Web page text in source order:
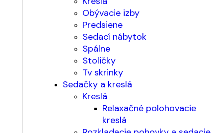
Obývacie izby
Predsiene
Sedací nábytok
Spálne
Stoličky
Tv skrinky
Sedačky a kreslá
Kreslá
Relaxačné polohovacie
kreslá